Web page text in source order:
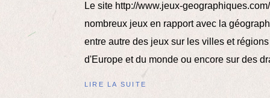
Le site http://www.jeux-
nombreux jeux en rapport avec la
entre autre des jeux sur les villes et
d'Europe et du monde ou encore sur des
LIRE LA SUITE